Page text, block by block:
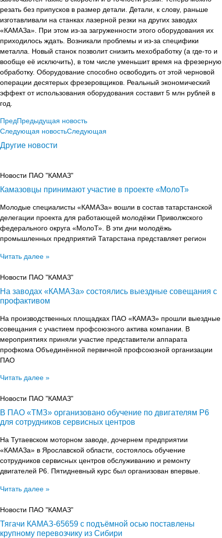
резать без припусков в размер детали. Детали, к слову, раньше
изготавливали на станках лазерной резки на других заводах
«КАМАЗа». При этом из-за загруженности этого оборудования их
приходилось ждать. Возникали проблемы и из-за специфики
металла. Новый станок позволит снизить мехобработку (а где-то и
вообще её исключить), в том числе уменьшит время на фрезерную
обработку. Оборудование способно освободить от этой черновой
операции десятерых фрезеровщиков. Реальный экономический
эффект от использования оборудования составит 5 млн рублей в
год.
ПредПредыдущая новость
Следующая новостьСледующая
Другие новости
Новости ПАО "КАМАЗ"
Камазовцы принимают участие в проекте «МолоТ»
Молодые специалисты «КАМАЗа» вошли в состав татарстанской
делегации проекта для работающей молодёжи Приволжского
федерального округа «МолоТ». В эти дни молодёжь
промышленных предприятий Татарстана представляет регион
Читать далее »
Новости ПАО "КАМАЗ"
На заводах «КАМАЗа» состоялись выездные совещания с
профактивом
На производственных площадках ПАО «КАМАЗ» прошли выездные
совещания с участием профсоюзного актива компании. В
мероприятиях приняли участие представители аппарата
профкома Объединённой первичной профсоюзной организации
ПАО
Читать далее »
Новости ПАО "КАМАЗ"
В ПАО «ТМЗ» организовано обучение по двигателям Р6
для сотрудников сервисных центров
На Тутаевском моторном заводе, дочернем предприятии
«КАМАЗа» в Ярославской области, состоялось обучение
сотрудников сервисных центров обслуживанию и ремонту
двигателей Р6. Пятидневный курс был организован впервые.
Читать далее »
Новости ПАО "КАМАЗ"
Тягачи КАМАЗ-65659 с подъёмной осью поставлены
крупному перевозчику из Сибири